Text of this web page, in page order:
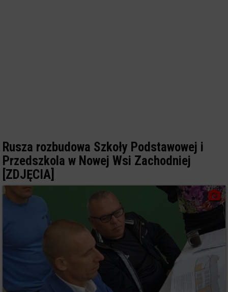
Rusza rozbudowa Szkoły Podstawowej i
Przedszkola w Nowej Wsi Zachodniej
[ZDJĘCIA]